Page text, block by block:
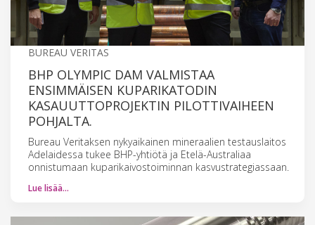
BUREAU VERITAS
BHP OLYMPIC DAM VALMISTAA
ENSIMMÄISEN KUPARIKATODIN
KASAUUTTOPROJEKTIN PILOTTIVAIHEEN
POHJALTA.
Bureau Veritaksen nykyaikainen mineraalien testauslaitos
Adelaidessa tukee BHP-yhtiötä ja Etelä-Australiaa
onnistumaan kuparikaivostoiminnan kasvustrategiassaan.
Lue lisää…